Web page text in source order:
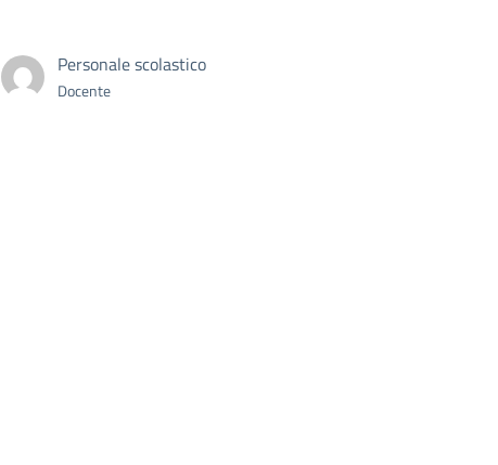
Personale scolastico
Docente